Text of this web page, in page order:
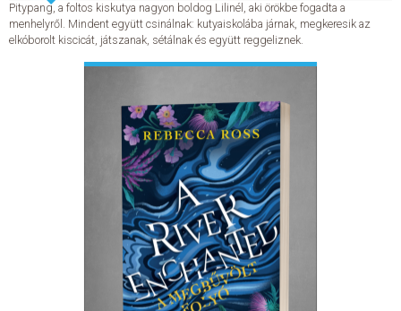
Pitypang, a foltos kiskutya nagyon boldog Lilinél, aki örökbe fogadta a
menhelyről. Mindent együtt csinálnak: kutyaiskolába járnak, megkeresik az
elkóborolt kiscicát, játszanak, sétálnak és együtt reggeliznek.
KAPCSOLAT
ELŐRENDELÉSI TOPLISTA
ÁLTALÁNOS SZERZŐDÉSI FELTÉTELEK